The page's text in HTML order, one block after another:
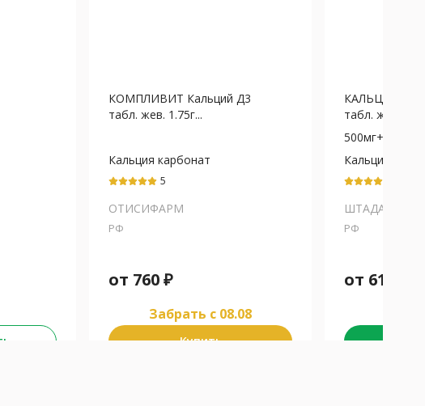
КОМПЛИВИТ Кальций Д3
табл. жев. 1.75г...
Кальция карбонат
5
ОТИСИФАРМ
РФ
от 760₽
Забрать c 08.08
Купить
КАЛЬЦИЙ Д3
табл. жев.
500мг+200М
Кальция
ШТАДА
РФ
от 612